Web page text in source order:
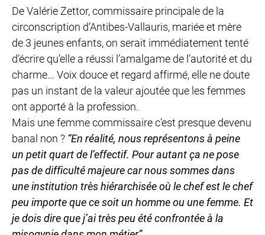
De Valérie Zettor, commissaire principale de la
circonscription d’Antibes-Vallauris, mariée et mère
de 3 jeunes enfants, on serait immédiatement tenté
d’écrire qu’elle a réussi l’amalgame de l’autorité et du
charme… Voix douce et regard affirmé, elle ne doute
pas un instant de la valeur ajoutée que les femmes
ont apporté à la profession.
Mais une femme commissaire c’est presque devenu
banal non ? “En réalité, nous représentons à peine
un petit quart de l’effectif. Pour autant ça ne pose
pas de difficulté majeure car nous sommes dans
une institution très hiérarchisée où le chef est le chef
peu importe que ce soit un homme ou une femme. Et
je dois dire que j’ai très peu été confrontée à la